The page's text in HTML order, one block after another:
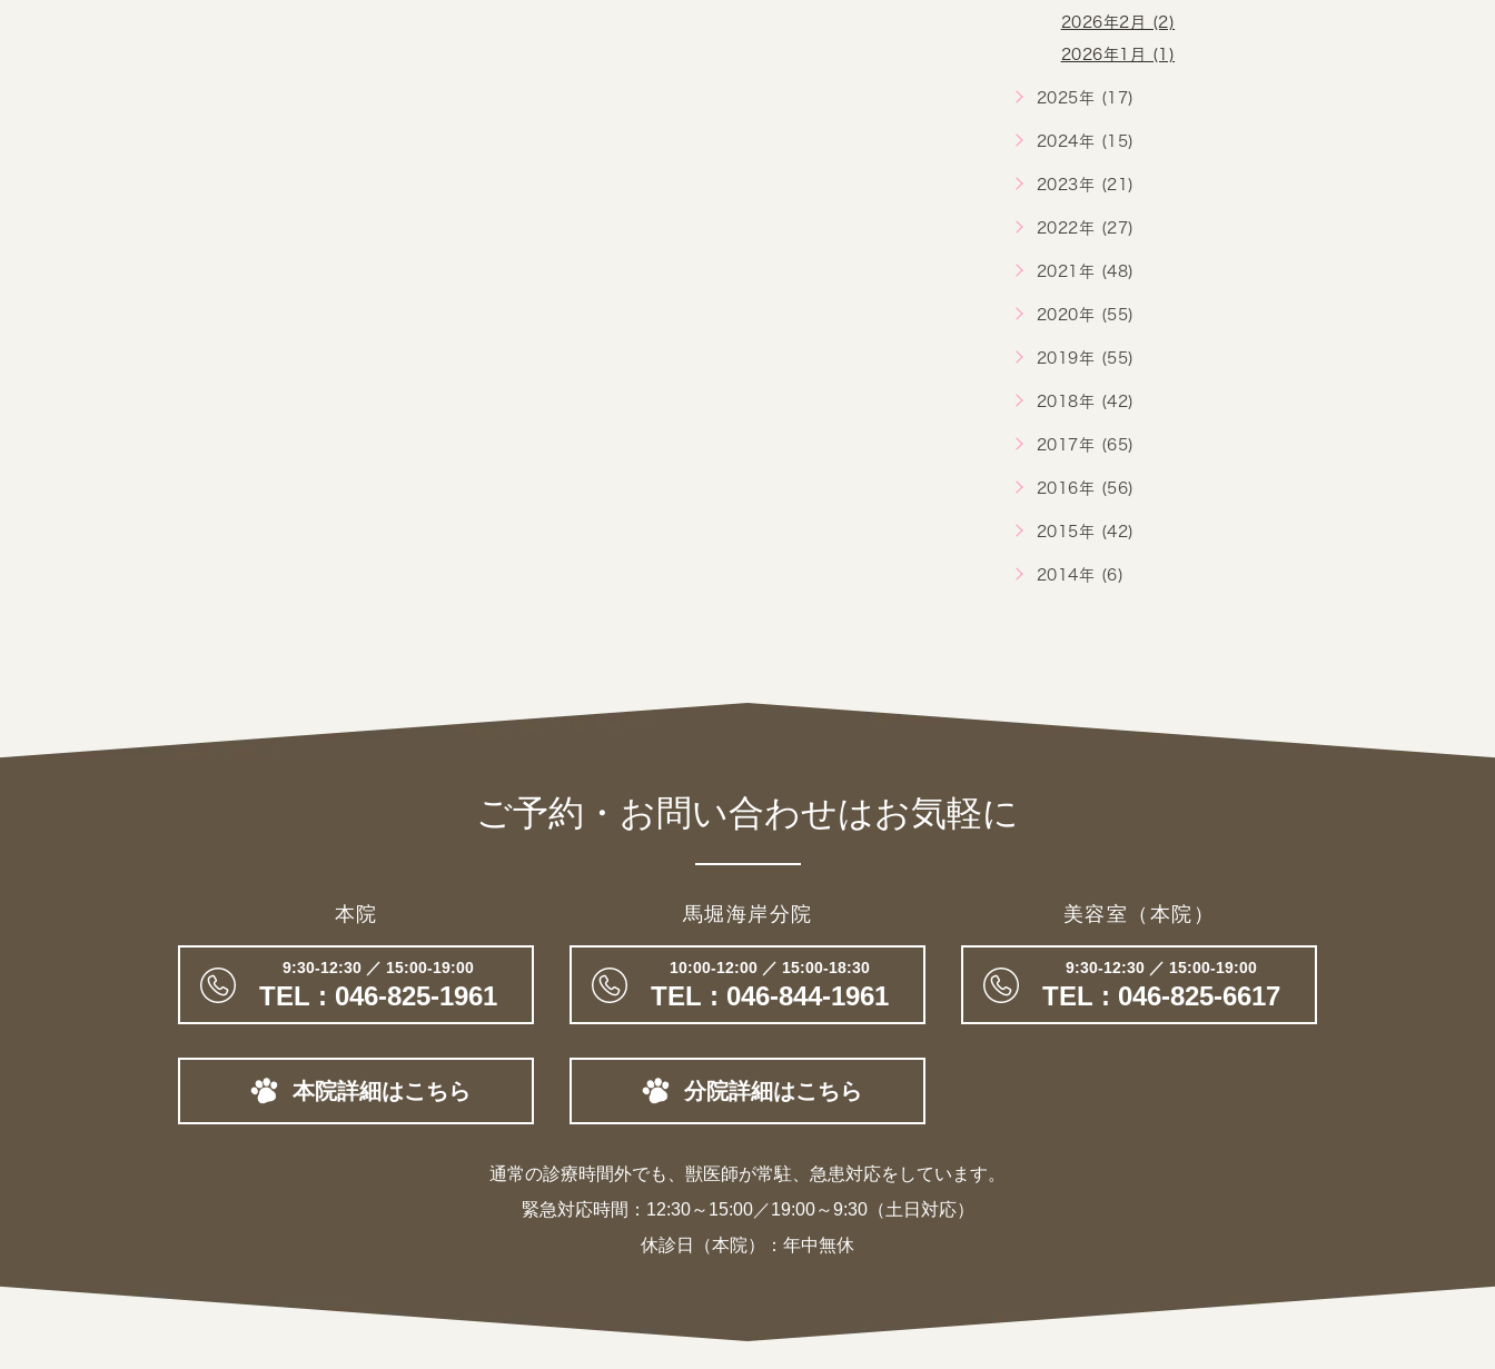
2026年2月 (2)
2026年1月 (1)
2025年 (17)
2024年 (15)
2023年 (21)
2022年 (27)
2021年 (48)
2020年 (55)
2019年 (55)
2018年 (42)
2017年 (65)
2016年 (56)
2015年 (42)
2014年 (6)
ご予約・お問い合わせはお気軽に
本院
9:30-12:30 ／ 15:00-19:00
TEL : 046-825-1961
本院詳細はこちら
馬堀海岸分院
10:00-12:00 ／ 15:00-18:30
TEL : 046-844-1961
分院詳細はこちら
美容室（本院）
9:30-12:30 ／ 15:00-19:00
TEL : 046-825-6617
通常の診療時間外でも、獣医師が常駐、 急患対応をしています。
緊急対応時間： 12:30～15:00／19:00～9:30（土日対応）
休診日（本院）：年中無休